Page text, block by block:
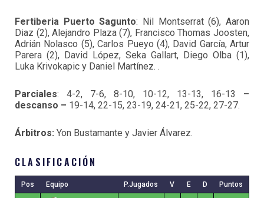
Fertiberia Puerto Sagunto: Nil Montserrat (6), Aaron
Diaz (2), Alejandro Plaza (7), Francisco Thomas Joosten,
Adrián Nolasco (5), Carlos Pueyo (4), David García, Artur
Parera (2), David López, Seka Gallart, Diego Olba (1),
Luka Krivokapic y Daniel Martínez. .
Parciales: 4-2, 7-6, 8-10, 10-12, 13-13, 16-13 –
descanso – 19-14, 22-15, 23-19, 24-21, 25-22, 27-27.
Árbitros: Yon Bustamante y Javier Álvarez.
CLASIFICACIÓN
Pos Equipo P.Jugados V E D Puntos